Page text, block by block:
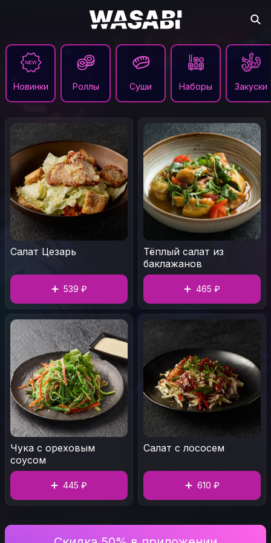
Новинки Роллы Суши Наборы Закуски
Салат Цезарь
539 ₽
Тёплый салат из
баклажанов
465 ₽
Чука с ореховым
соусом
445 ₽
Салат с лососем
610 ₽